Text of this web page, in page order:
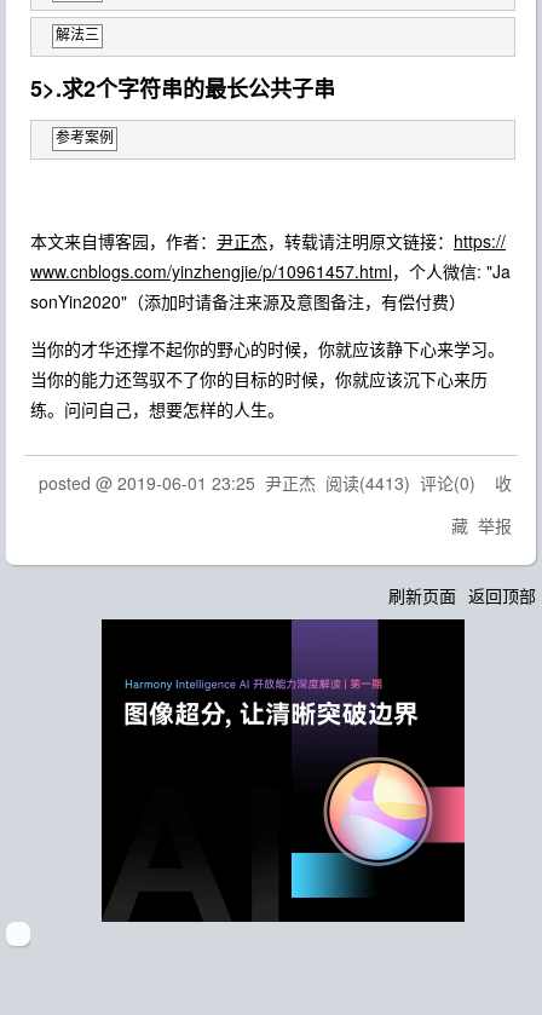
解法三
5>.求2个字符串的最长公共子串
参考案例
本文来自博客园，作者： 尹正杰，转载请注明原文链接： https://
www.cnblogs.com/yinzhengjie/p/10961457.html，个人微信: "Ja
sonYin2020"（添加时请备注来源及意图备注，有偿付费）
当你的才华还撑不起你的野心的时候，你就应该静下心来学习。
当你的能力还驾驭不了你的目标的时候，你就应该沉下心来历
练。问问自己，想要怎样的人生。
posted @ 2019-06-01 23:25 尹正杰 阅读(4413) 评论(0) 收
藏 举报
刷新页面 返回顶部